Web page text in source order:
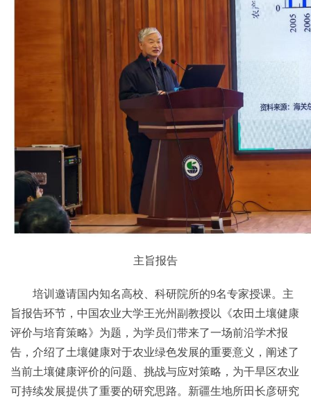
主旨报告
培训邀请国内知名高校、科研院所的9名专家授课。主
旨报告环节，中国农业大学王光州副教授以《农田土壤健康
评价与培育策略》为题，为学员们带来了一场前沿学术报
告，介绍了土壤健康对于农业绿色发展的重要意义，阐述了
当前土壤健康评价的问题、挑战与应对策略，为干旱区农业
可持续发展提供了重要的研究思路。新疆生地所田长彦研究